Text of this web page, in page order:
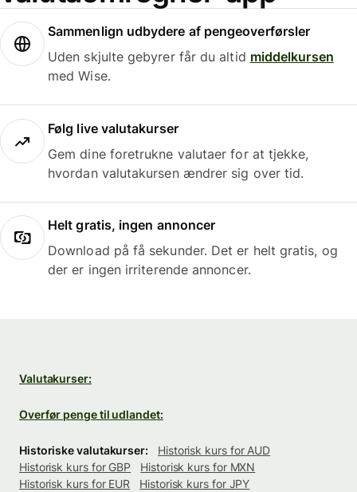
Sammenlign udbydere af pengeoverførsler
Uden skjulte gebyrer får du altid middelkursen
med Wise.
Følg live valutakurser
Gem dine foretrukne valutaer for at tjekke,
hvordan valutakursen ændrer sig over tid.
Helt gratis, ingen annoncer
Download på få sekunder. Det er helt gratis, og
der er ingen irriterende annoncer.
Valutakurser:
Overfør penge til udlandet:
Historiske valutakurser:
Historisk kurs for AUD
Historisk kurs for GBP
Historisk kurs for MXN
Historisk kurs for EUR
Historisk kurs for JPY